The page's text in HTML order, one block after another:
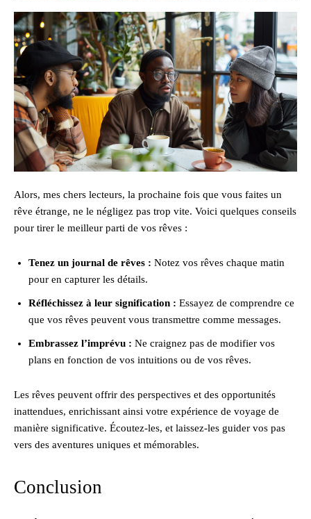
Alors, mes chers lecteurs, la prochaine fois que vous faites un
rêve étrange, ne le négligez pas trop vite. Voici quelques conseils
pour tirer le meilleur parti de vos rêves :
Tenez un journal de rêves : Notez vos rêves chaque matin
pour en capturer les détails.
Réfléchissez à leur signification : Essayez de comprendre ce
que vos rêves peuvent vous transmettre comme messages.
Embrassez l’imprévu : Ne craignez pas de modifier vos
plans en fonction de vos intuitions ou de vos rêves.
Les rêves peuvent offrir des perspectives et des opportunités
inattendues, enrichissant ainsi votre expérience de voyage de
manière significative. Écoutez-les, et laissez-les guider vos pas
vers des aventures uniques et mémorables.
Conclusion